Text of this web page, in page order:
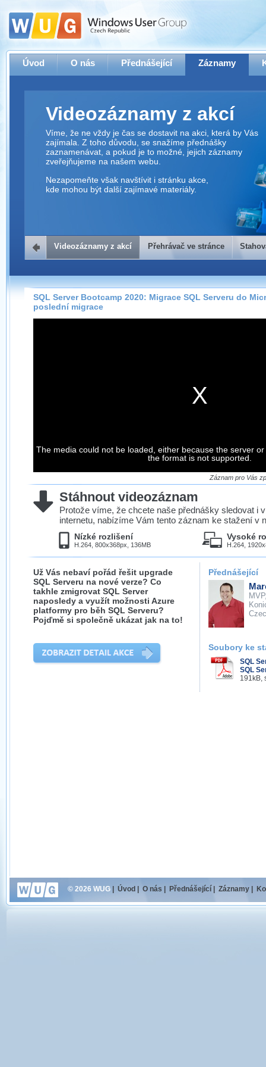
Úvod O nás Přednášející Záznamy
Videozáznamy z akcí
Víme, že ne vždy je čas se dostavit na akci, která by Vás
zajímala. Z toho důvodu, se snažíme přednášky
zaznamenávat, a pokud je to možné, jejich záznamy
zveřejňujeme na našem webu.
Nezapomeňte však navštívit i stránku akce,
kde mohou být další zajímavé materiály.
Přehrávač ve stránce
Záznamy na našem webu můžete pohodlně sledovat
přímo na stránce s využitím našehoHTML 5nebo
Silverlightpřehrávače.
Stránka se sama rozhodne, na základě toho, jaké
Stahování záznamů
záznamů.
ve formátu, který není vhodný pro stahování,
proto je ke stažení nenabízíme.
Videozáznamy z akcí Přehrávač ve stránce
SQL Server Bootcamp 2020: Migrace SQL Serveru do
poslední migrace
The media could not be loaded, either because the server
the format is not supported.
Záznam pro Vás
Stáhnout videozáznam
Protože víme, že chcete naše přednášky sledovat i
internetu, nabízíme Vám tento záznam ke stažení v
Nízké rozlišení
H.264, 800x368px, 136MB
Vysoké
H.264,
Už Vás nebaví pořád řešit upgrade
SQL Serveru na nové verze? Co
takhle zmigrovat SQL Server
naposledy a využít možnosti Azure
platformy pro běh SQL Serveru?
Pojďmě si společně ukázat jak na to!
Přednášející
Soubory ke
SQL
SQL
191kB,
© 2026 WUG Úvod O nás Přednášející Záznamy